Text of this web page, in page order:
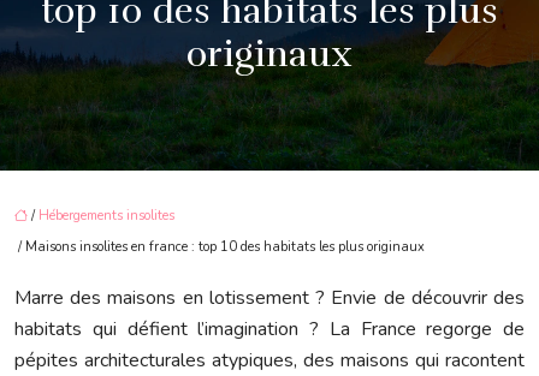
top 10 des habitats les plus
originaux
/ Hébergements insolites
/ Maisons insolites en france : top 10 des habitats les plus originaux
Marre des maisons en lotissement ? Envie de découvrir des
habitats qui défient l’imagination ? La France regorge de
pépites architecturales atypiques, des maisons qui racontent